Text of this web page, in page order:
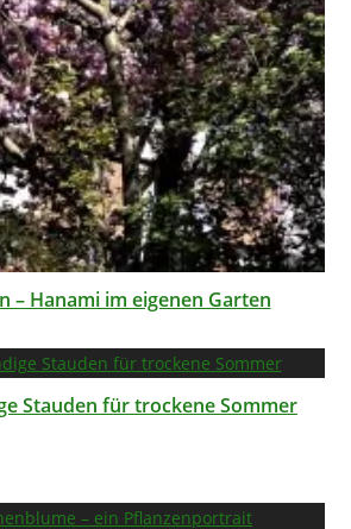
– Hanami im eigenen Garten
Stauden für trockene Sommer